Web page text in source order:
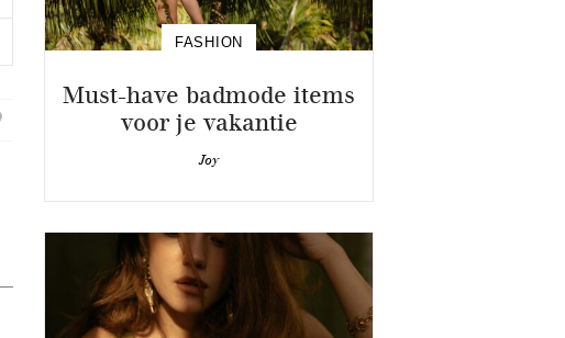
FASHION
Must-have badmode items
voor je vakantie
Joy